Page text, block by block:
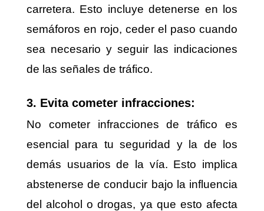
carretera. Esto incluye detenerse en los
semáforos en rojo, ceder el paso cuando
sea necesario y seguir las indicaciones
de las señales de tráfico.
3. Evita cometer infracciones:
No cometer infracciones de tráfico es
esencial para tu seguridad y la de los
demás usuarios de la vía. Esto implica
abstenerse de conducir bajo la influencia
del alcohol o drogas, ya que esto afecta